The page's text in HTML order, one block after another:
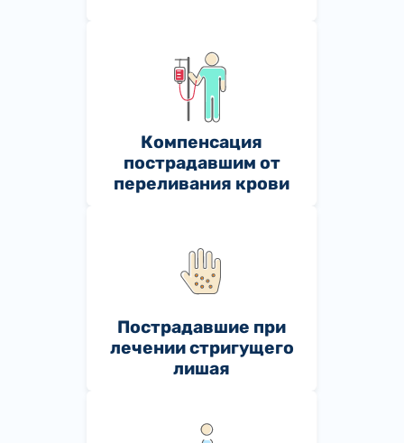
Компенсация
пострадавшим от
переливания крови
Пострадавшие при
лечении стригущего
лишая